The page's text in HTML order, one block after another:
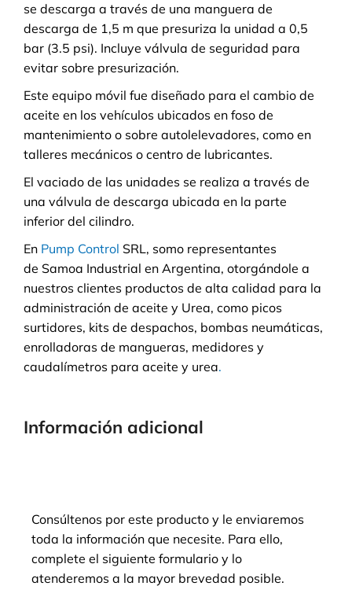
se descarga a través de una manguera de
descarga de 1,5 m que presuriza la unidad a 0,5
bar (3.5 psi). Incluye válvula de seguridad para
evitar sobre presurización.
Este equipo móvil fue diseñado para el cambio de
aceite en los vehículos ubicados en foso de
mantenimiento o sobre autolelevadores, como en
talleres mecánicos o centro de lubricantes.
El vaciado de las unidades se realiza a través de
una válvula de descarga ubicada en la parte
inferior del cilindro.
En Pump Control SRL, somo representantes
de Samoa Industrial en Argentina, otorgándole a
nuestros clientes productos de alta calidad para la
administración de aceite y Urea, como picos
surtidores, kits de despachos, bombas neumáticas,
enrolladoras de mangueras, medidores y
caudalímetros para aceite y urea.
Información adicional
Consúltenos por este producto y le enviaremos
toda la información que necesite. Para ello,
complete el siguiente formulario y lo
atenderemos a la mayor brevedad posible.